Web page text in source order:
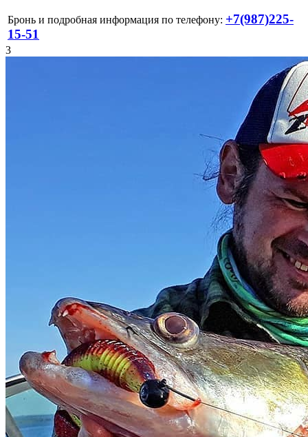
Бронь и подробная информация по телефону: +7(987)225-
15-51
3